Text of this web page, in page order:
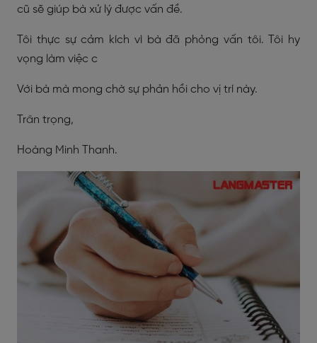
cũ sẽ giúp bà xử lý được vấn đề.
Tôi thực sự cảm kích vì bà đã phỏng vấn tôi. Tôi hy
vọng làm việc c
Với bà mà mong chờ sự phản hồi cho vị trí này.
Trân trọng,
Hoàng Minh Thanh.